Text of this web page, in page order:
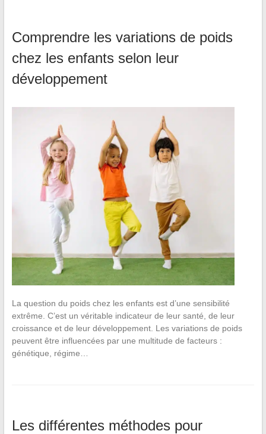
Comprendre les variations de poids
chez les enfants selon leur
développement
La question du poids chez les enfants est d’une sensibilité
extrême. C’est un véritable indicateur de leur santé, de leur
croissance et de leur développement. Les variations de poids
peuvent être influencées par une multitude de facteurs :
génétique, régime…
Les différentes méthodes pour